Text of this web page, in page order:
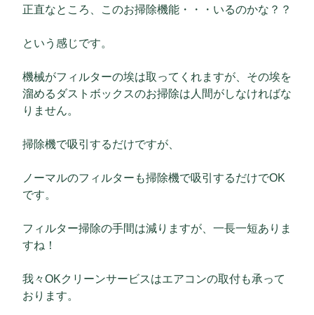
正直なところ、このお掃除機能・・・いるのかな？？
という感じです。
機械がフィルターの埃は取ってくれますが、その埃を
溜めるダストボックスのお掃除は人間がしなければな
りません。
掃除機で吸引するだけですが、
ノーマルのフィルターも掃除機で吸引するだけでOK
です。
フィルター掃除の手間は減りますが、一長一短ありま
すね！
我々OKクリーンサービスはエアコンの取付も承って
おります。